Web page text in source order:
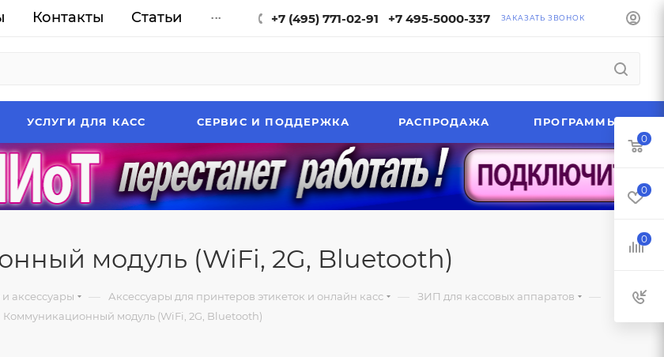
Контакты Статьи ... +7 (495) 771-02-91 +7 495-5000-337 ЗАКАЗАТЬ ЗВОНОК
УСЛУГИ ДЛЯ КАСС СЕРВИС И ПОДДЕРЖКА РАСПРОДАЖА ПРОГРАММЫ
модуль (WiFi, 2G, Bluetooth)
аксессуары — Аксессуары для принтеров этикеток и онлайн касс — ЗИП для кассовых аппаратов —
Коммуникационный модуль (WiFi, 2G, Bluetooth)
0
0
0